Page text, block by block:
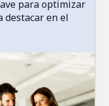
para optimizar
en el